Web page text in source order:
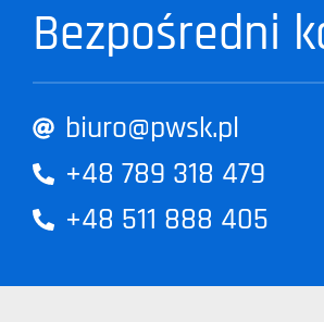
Bezpośredni
biuro@pwsk.pl
+48 789 318 479
+48 511 888 405